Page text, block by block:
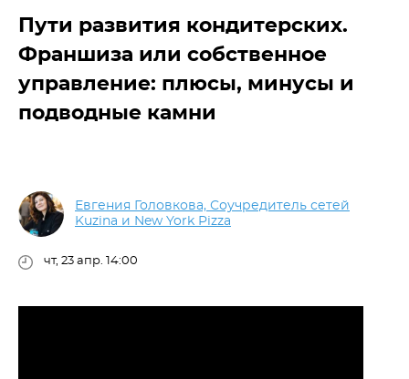
Пути развития кондитерских.
Франшиза или собственное
управление: плюсы, минусы и
подводные камни
Евгения Головкова, Соучредитель сетей
Kuzina и New York Pizza
чт, 23 апр. 14:00